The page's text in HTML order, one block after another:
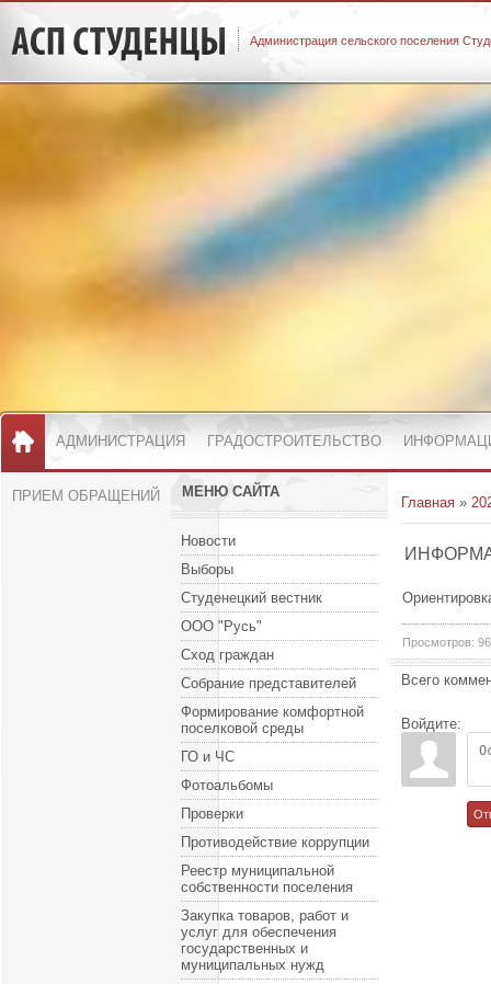
Администрация сельского поселения
АДМИНИСТРАЦИЯ ГРАДОСТРОИТЕЛЬСТВО
ПРИЕМ ОБРАЩЕНИЙ МЕНЮ САЙТА
Новости
Выборы
Студенецкий вестник
ООО "Русь"
Сход граждан
Собрание представителей
Формирование комфортной
поселковой среды
ГО и ЧС
Фотоальбомы
Проверки
Противодействие коррупции
Реестр муниципальной
собственности поселения
Закупка товаров, работ и
услуг для обеспечения
государственных и
муниципальных нужд
Главная »
Просмотров:
Всего
Войдите: